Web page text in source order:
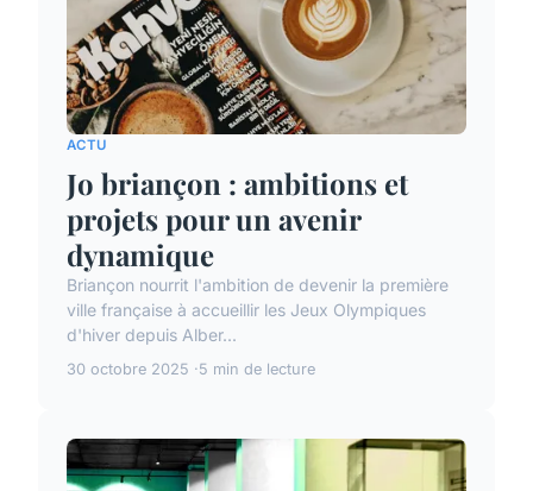
ACTU
Jo briançon : ambitions et
projets pour un avenir
dynamique
Briançon nourrit l'ambition de devenir la première
ville française à accueillir les Jeux Olympiques
d'hiver depuis Alber...
30 octobre 2025 5 min de lecture